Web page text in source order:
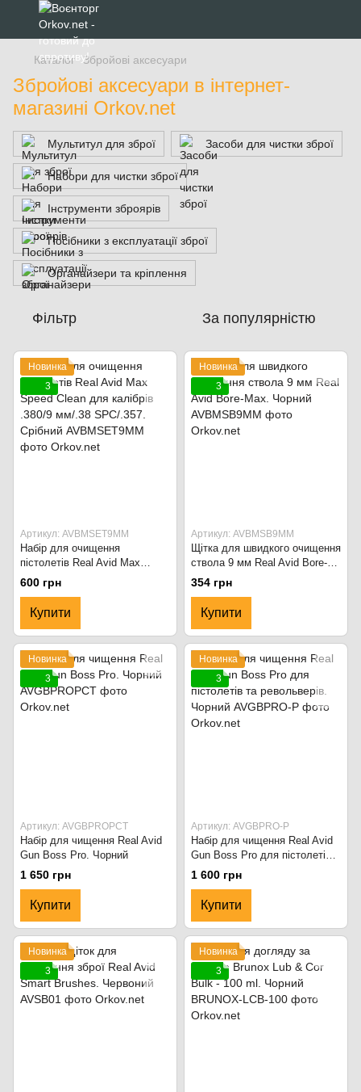
Каталог Збройові аксесуари
Збройові аксесуари в інтернет-
магазині Orkov.net
Мультитул для зброї Засоби для чистки зброї
Набори для чистки зброї
Інструменти зброярів
Посібники з експлуатації зброї
Органайзери та кріплення
Фільтр За популярністю
Новинка
3
Артикул: AVBMSET9MM
Набір для очищення
пістолетів Real Avid Max
Speed Clean для калібрів
.380/9 мм/.38 SPC/.357.
Срібний
600 грн
Купити
Новинка
3
Артикул: AVBMSB9MM
Щітка для швидкого очищення
ствола 9 мм Real Avid Bore-
Max. Чорний
354 грн
Купити
Новинка
3
Артикул: AVGBPROPCT
Набір для чищення Real Avid
Gun Boss Pro. Чорний
1 650 грн
Купити
Новинка
3
Артикул: AVGBPRO-P
Набір для чищення Real Avid
Gun Boss Pro для пістолетів
та револьверів. Чорний
1 600 грн
Купити
Новинка
3
Новинка
3